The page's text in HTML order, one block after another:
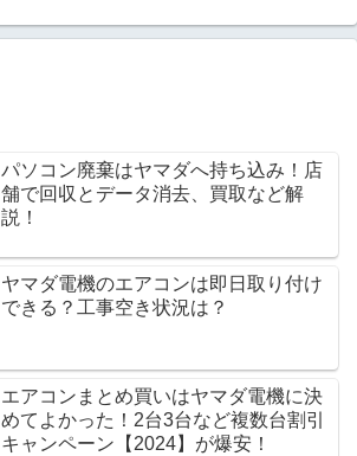
パソコン廃棄はヤマダへ持ち込み！店
舗で回収とデータ消去、買取など解
説！
ヤマダ電機のエアコンは即日取り付け
できる？工事空き状況は？
エアコンまとめ買いはヤマダ電機に決
めてよかった！2台3台など複数台割引
キャンペーン【2024】が爆安！